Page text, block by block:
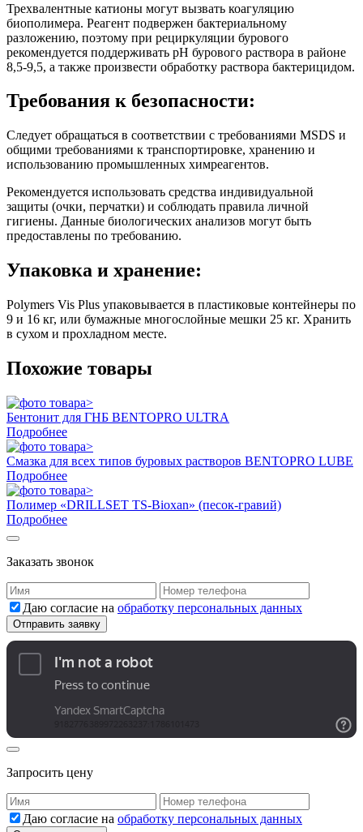
Трехвалентные катионы могут вызвать коагуляцию
биополимера. Реагент подвержен бактериальному
разложению, поэтому при рециркуляции бурового
рекомендуется поддерживать рН бурового раствора в районе
8,5-9,5, а также произвести обработку раствора бактерицидом.
Требования к безопасности:
Следует обращаться в соответствии с требованиями MSDS и
общими требованиями к транспортировке, хранению и
использованию промышленных химреагентов.
Рекомендуется использовать средства индивидуальной
защиты (очки, перчатки) и соблюдать правила личной
гигиены. Данные биологических анализов могут быть
предоставлены по требованию.
Упаковка и хранение:
Polymers Vis Plus упаковывается в пластиковые контейнеры по
9 и 16 кг, или бумажные многослойные мешки 25 кг. Хранить
в сухом и прохладном месте.
Похожие товары
Бентонит для ГНБ BENTOPRO ULTRA
Подробнее
Смазка для всех типов буровых растворов BENTOPRO LUBE
Подробнее
Полимер «DRILLSET TS-Bioxan» (песок-гравий)
Подробнее
Заказать звонок
Даю согласие на обработку персональных данных
Запросить цену
Даю согласие на обработку персональных данных